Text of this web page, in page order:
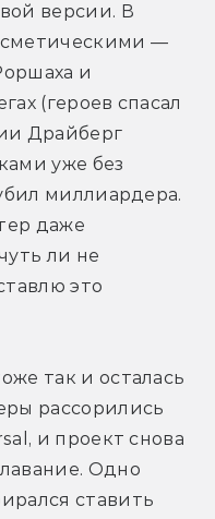
версии. В
—
и
(героев спасал
Драйберг
уже без
миллиардера.
даже
ли не
это
так и осталась
рассорились
и проект снова
Одно
ставить